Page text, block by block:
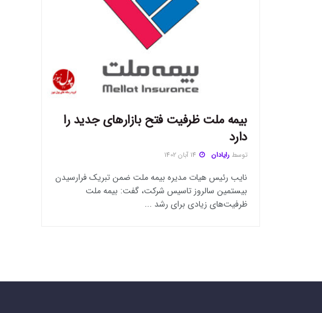
بیمه ملت ظرفیت فتح بازار‌های جدید را
دارد
توسط رایادان
نایب رئیس هیات مدیره بیمه ملت ضمن تبریک فرارسیدن
بیستمین سالروز تاسیس شرکت، گفت: بیمه ملت
ظرفیت‌های زیادی برای رشد ...